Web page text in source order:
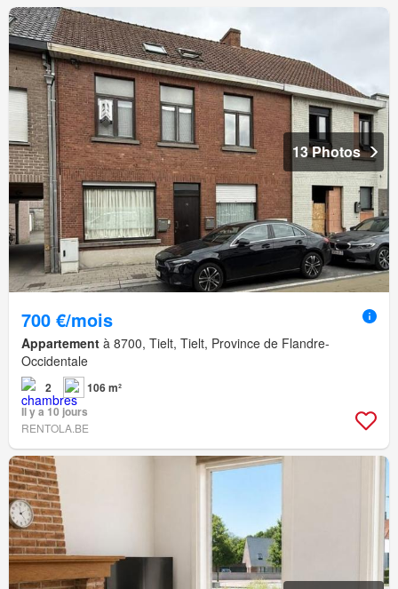
13 Photos
700 €/mois
Appartement à 8700, Tielt, Tielt, Province de Flandre-
Occidentale
2
106 m²
Il y a 10 jours
RENTOLA.BE